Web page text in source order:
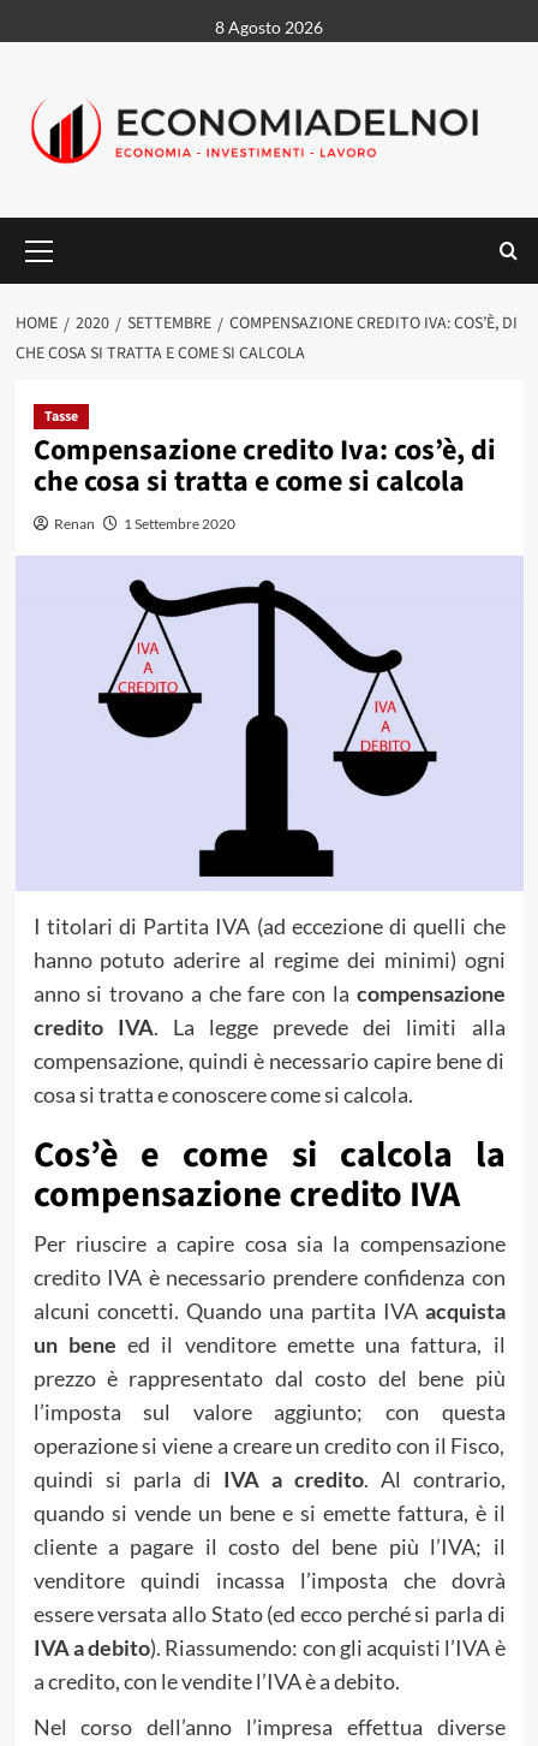
al
8 Agosto 2026
principale
HOME 2020 SETTEMBRE
COMPENSAZIONE CREDITO IVA: COS’È, DI
CHE COSA SI TRATTA E COME SI CALCOLA
Tasse
Compensazione credito Iva: cos’è, di
che cosa si tratta e come si calcola
Renan 1 Settembre 2020
I titolari di Partita IVA (ad eccezione di quelli che
hanno potuto aderire al regime dei minimi) ogni
anno si trovano a che fare con la compensazione
credito IVA. La legge prevede dei limiti alla
compensazione, quindi è necessario capire bene di
cosa si tratta e conoscere come si calcola.
Cos’è e come si calcola la
compensazione credito IVA
Per riuscire a capire cosa sia la compensazione
credito IVA è necessario prendere confidenza con
alcuni concetti. Quando una partita IVA acquista
un bene ed il venditore emette una fattura, il
prezzo è rappresentato dal costo del bene più
l’imposta sul valore aggiunto; con questa
operazione si viene a creare un credito con il Fisco,
quindi si parla di IVA a credito. Al contrario,
quando si vende un bene e si emette fattura, è il
cliente a pagare il costo del bene più l’IVA; il
venditore quindi incassa l’imposta che dovrà
essere versata allo Stato (ed ecco perché si parla di
IVA a debito). Riassumendo: con gli acquisti l’IVA è
a credito, con le vendite l’IVA è a debito.
Nel corso dell’anno l’impresa effettua diverse